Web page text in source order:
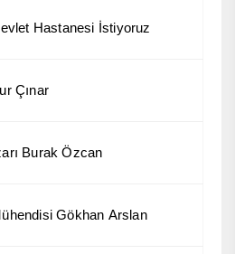
Hastanesi İstiyoruz
Çınar
Burak Özcan
Gökhan Arslan